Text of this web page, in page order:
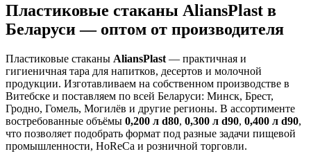
Пластиковые стаканы AliansPlast в
Беларуси — оптом от производителя
Пластиковые стаканы AliansPlast — практичная и
гигиеничная тара для напитков, десертов и молочной
продукции. Изготавливаем на собственном производстве в
Витебске и поставляем по всей Беларуси: Минск, Брест,
Гродно, Гомель, Могилёв и другие регионы. В ассортименте
востребованные объёмы 0,200 л d80, 0,300 л d90, 0,400 л d90,
что позволяет подобрать формат под разные задачи пищевой
промышленности, HoReCa и розничной торговли.